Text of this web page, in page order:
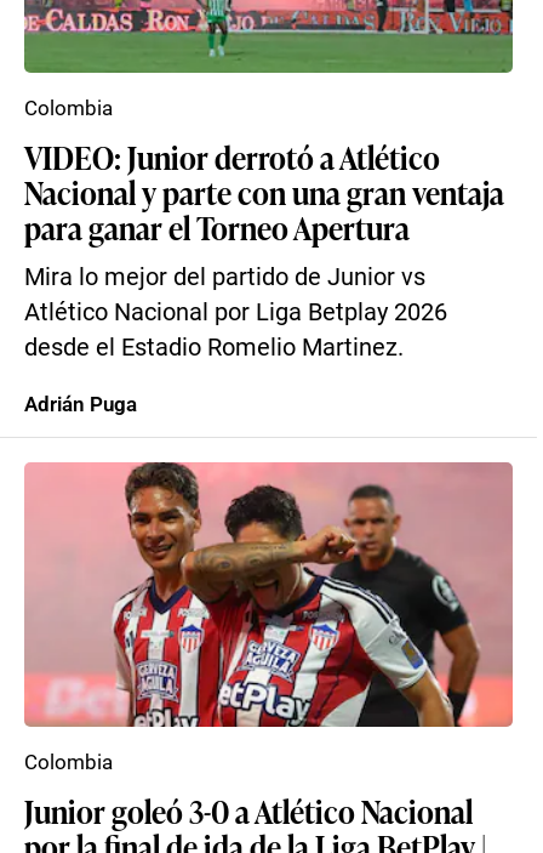
VIDEO: Junior derrotó a Atlético
Nacional y parte con una gran ventaja
para ganar el Torneo Apertura
Mira lo mejor del partido de Junior vs
Atlético Nacional por Liga Betplay 2026
desde el Estadio Romelio Martinez.
Colombia
Adrián Puga
Junior goleó 3-0 a Atlético Nacional
Colombia